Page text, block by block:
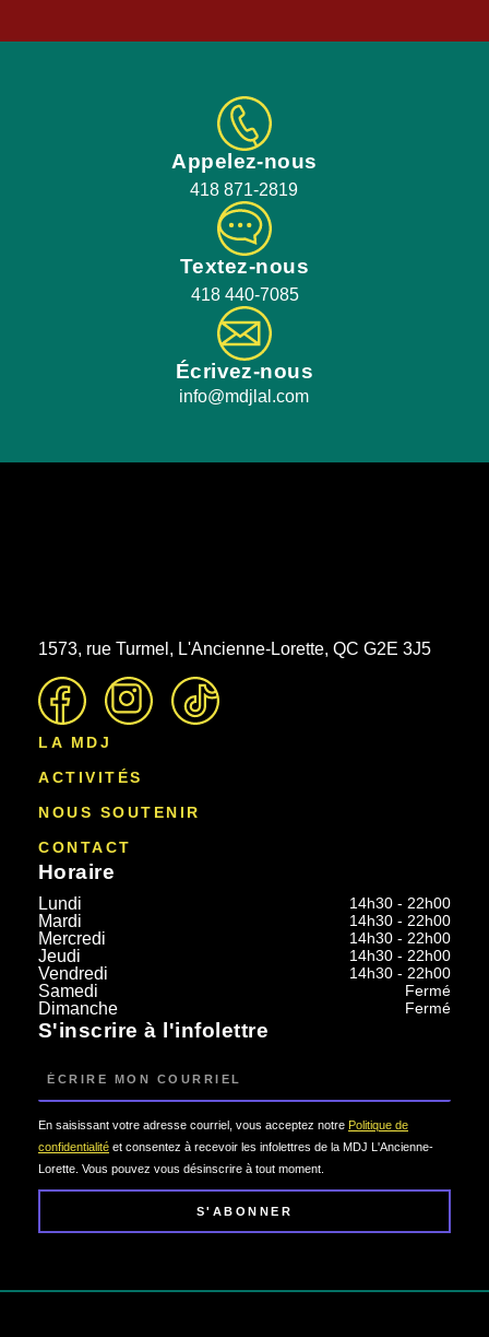
Appelez-nous
418 871-2819
Textez-nous
418 440-7085
Écrivez-nous
info@mdjlal.com
1573, rue Turmel, L'Ancienne-Lorette, QC G2E 3J5
LA MDJ
ACTIVITÉS
NOUS SOUTENIR
CONTACT
Horaire
Lundi 14h30 - 22h00
Mardi 14h30 - 22h00
Mercredi 14h30 - 22h00
Jeudi 14h30 - 22h00
Vendredi 14h30 - 22h00
Samedi Fermé
Dimanche Fermé
S'inscrire à l'infolettre
En saisissant votre adresse courriel, vous acceptez notre Politique de
confidentialité et consentez à recevoir les infolettres de la MDJ L'Ancienne-
Lorette. Vous pouvez vous désinscrire à tout moment.
S'ABONNER